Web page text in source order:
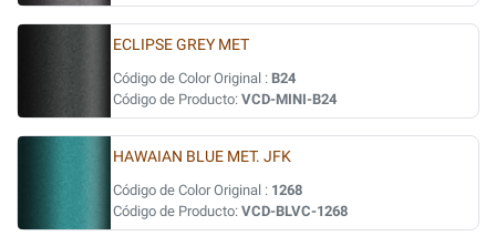
ECLIPSE GREY MET
Código de Color Original : B24
Código de Producto: VCD-MINI-B24
HAWAIAN BLUE MET. JFK
Código de Color Original : 1268
Código de Producto: VCD-BLVC-1268